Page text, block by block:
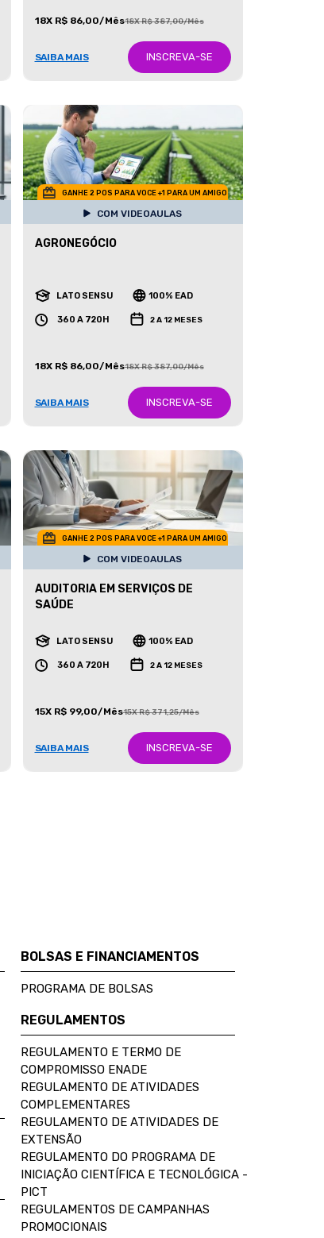
18X R$ 86,00/Mês18X R$ 387,00/Mês
SAIBA MAIS INSCREVA-SE
GANHE 2 POS PARA VOCE +1 PARA UM AMIGO
COM VIDEOAULAS
AGRONEGÓCIO
LATO SENSU 100% EAD
360 A 720H 2 A 12 MESES
18X R$ 86,00/Mês18X R$ 387,00/Mês
SAIBA MAIS INSCREVA-SE
GANHE 2 POS PARA VOCE +1 PARA UM AMIGO
COM VIDEOAULAS
AUDITORIA EM SERVIÇOS DE
SAÚDE
LATO SENSU 100% EAD
360 A 720H 2 A 12 MESES
15X R$ 99,00/Mês15X R$ 371,25/Mês
SAIBA MAIS INSCREVA-SE
BOLSAS E FINANCIAMENTOS
PROGRAMA DE BOLSAS
REGULAMENTOS
REGULAMENTO E TERMO DE
COMPROMISSO ENADE
REGULAMENTO DE ATIVIDADES
COMPLEMENTARES
REGULAMENTO DE ATIVIDADES DE
EXTENSÃO
REGULAMENTO DO PROGRAMA DE
INICIAÇÃO CIENTÍFICA E TECNOLÓGICA -
PICT
REGULAMENTOS DE CAMPANHAS
PROMOCIONAIS